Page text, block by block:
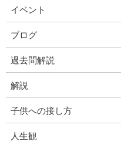
イベント
ブログ
過去問解説
解説
子供への接し方
人生観